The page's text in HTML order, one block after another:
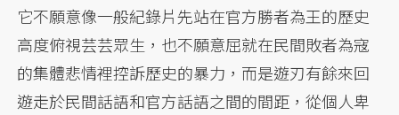
它不願意像一般紀錄片先站在官方勝者為王的歷史
高度俯視芸芸眾生，也不願意屈就在民間敗者為寇
的集體悲情裡控訴歷史的暴力，而是遊刃有餘來回
遊走於民間話語和官方話語之間的間距，從個人卑